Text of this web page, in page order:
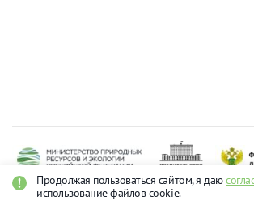
Продолжая пользоваться сайтом, я даю
использование файлов cookie.